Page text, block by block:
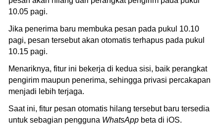
10.05 pagi.
Jika penerima baru membuka pesan pada pukul 10.10
pagi, pesan tersebut akan otomatis terhapus pada pukul
10.15 pagi.
Menariknya, fitur ini bekerja di kedua sisi, baik perangkat
pengirim maupun penerima, sehingga privasi percakapan
menjadi lebih terjaga.
Saat ini, fitur pesan otomatis hilang tersebut baru tersedia
untuk sebagian pengguna WhatsApp beta di iOS.